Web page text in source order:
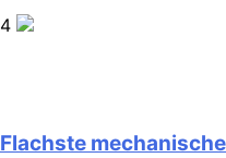
4
Flachste